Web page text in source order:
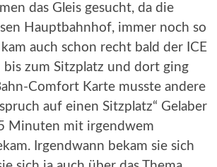
das Gleis gesucht, da die
Hauptbahnhof, immer noch so
auch schon recht bald der ICE
bis zum Sitzplatz und dort ging
Comfort Karte musste andere
auf einen Sitzplatz“ Gelaber
Minuten mit irgendwem
Irgendwann bekam sie sich